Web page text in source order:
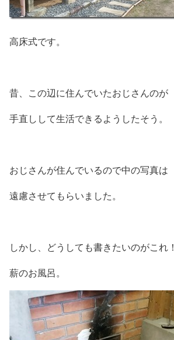
高床式です。
昔、この辺に住んでいたおじさんのが
手直しして生活できるようしたそう。
おじさんが住んでいるので中の写真は
遠慮させてもらいました。
しかし、どうしても書きたいのがこれ！
薪のお風呂。